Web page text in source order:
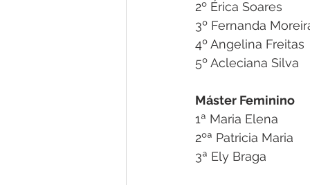
2º Érica Soares
3º Fernanda
4º Angelina Freitas
5º Acleciana Silva
Máster Feminino
1ª Maria Elena
2ºª Patricia Maria
3ª Ely Braga